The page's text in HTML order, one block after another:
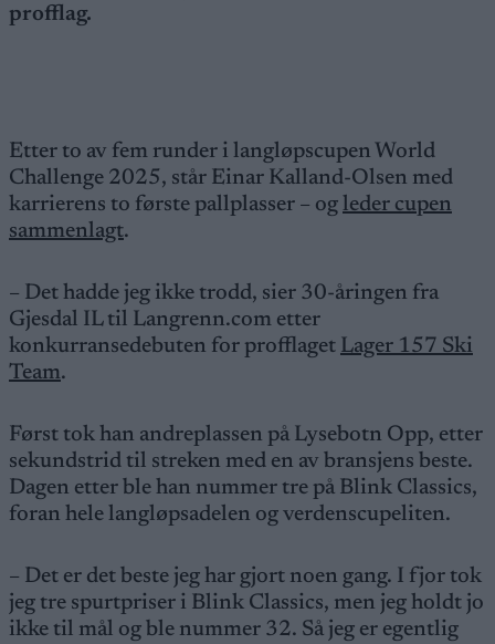
profflag.
Etter to av fem runder i langløpscupen World
Challenge 2025, står Einar Kalland-Olsen med
karrierens to første pallplasser – og leder cupen
sammenlagt.
– Det hadde jeg ikke trodd, sier 30-åringen fra
Gjesdal IL til Langrenn.com etter
konkurransedebuten for profflaget Lager 157 Ski
Team.
Først tok han andreplassen på Lysebotn Opp, etter
sekundstrid til streken med en av bransjens beste.
Dagen etter ble han nummer tre på Blink Classics,
foran hele langløpsadelen og verdenscupeliten.
– Det er det beste jeg har gjort noen gang. I fjor tok
jeg tre spurtpriser i Blink Classics, men jeg holdt jo
ikke til mål og ble nummer 32. Så jeg er egentlig